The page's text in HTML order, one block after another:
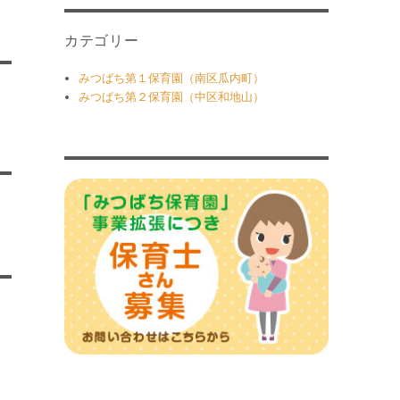
カテゴリー
みつばち第１保育園（南区瓜内町）
みつばち第２保育園（中区和地山）